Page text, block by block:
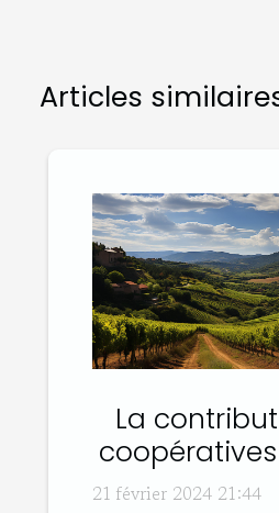
Articles
La
à
21 février 2024 21:44